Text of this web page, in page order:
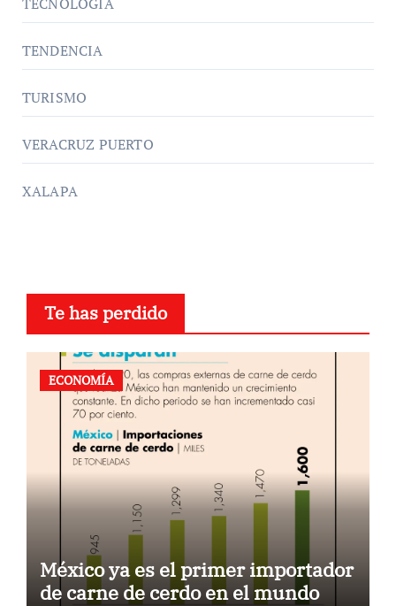
TENDENCIA
TURISMO
VERACRUZ PUERTO
XALAPA
Te has perdido
ECONOMÍA
México ya es el primer importador
de carne de cerdo en el mundo